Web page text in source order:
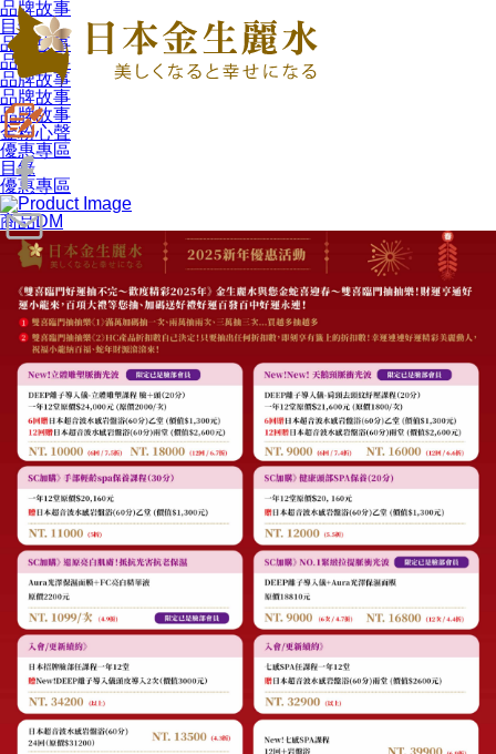
品牌故事
目錄
品牌故事
品牌故事
品牌故事
品牌故事
品牌故事
金粉心聲
優惠專區
目錄
優惠專區
商品DM